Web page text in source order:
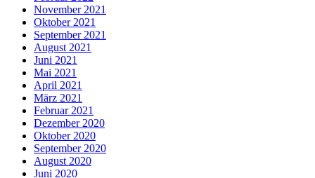
November 2021
Oktober 2021
September 2021
August 2021
Juni 2021
Mai 2021
April 2021
März 2021
Februar 2021
Dezember 2020
Oktober 2020
September 2020
August 2020
Juni 2020